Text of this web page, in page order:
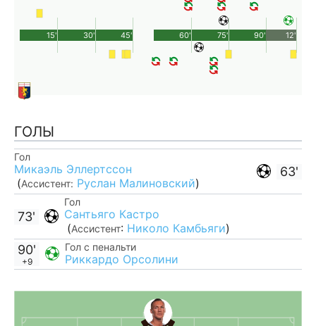
45'
15' 30' 90'
60' 75' 12'
ГОЛЫ
63'
Гол
Микаэль Эллертссон
(Ассистент: Руслан Малиновский)
Гол
Сантьяго Кастро
(Ассистент: Николо Камбьяги)
73'
Гол с пенальти
Риккардо Орсолини
90'
+9